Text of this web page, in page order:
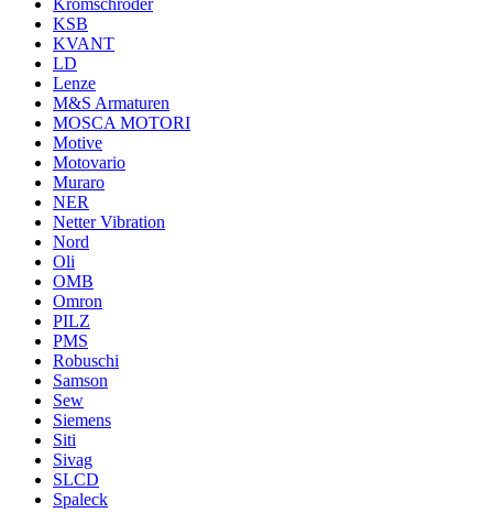
Kromschroder
KSB
KVANT
LD
Lenze
M&S Armaturen
MOSCA MOTORI
Motive
Motovario
Muraro
NER
Netter Vibration
Nord
Oli
OMB
Omron
PILZ
PMS
Robuschi
Samson
Sew
Siemens
Siti
Sivag
SLCD
Spaleck